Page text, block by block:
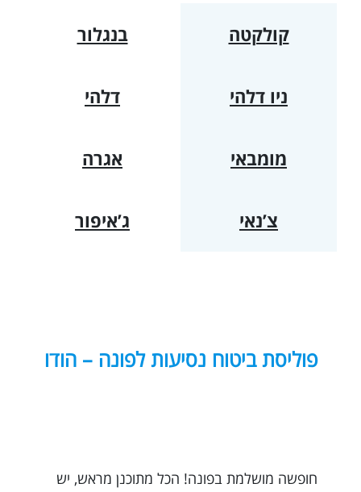
קולקטה בנגלור
ניו דלהי דלהי
מומבאי אגרה
צ’נאי ג’איפור
פוליסת ביטוח נסיעות לפונה – הודו
חופשה מושלמת בפונה! הכל מתוכנן מראש, יש